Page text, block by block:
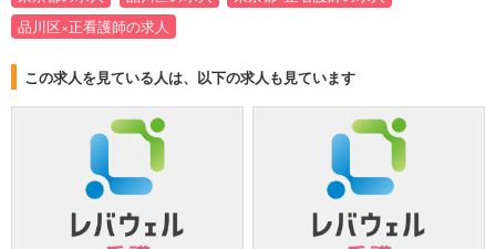
品川区×正看護師の求人
この求人を見ている人は、以下の求人も見ています